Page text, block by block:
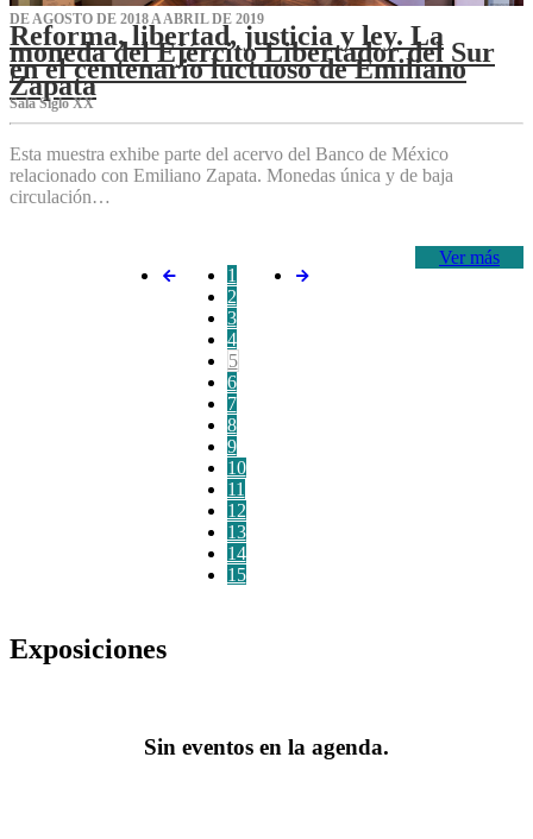
DE AGOSTO DE 2018 A ABRIL DE 2019
Reforma, libertad, justicia y ley. La
moneda del Ejército Libertador del Sur
en el centenario luctuoso de Emiliano
Zapata
Sala Siglo XX
Esta muestra exhibe parte del acervo del Banco de México
relacionado con Emiliano Zapata. Monedas única y de baja
circulación…
Ver más
1
2
3
4
5
6
7
8
9
10
11
12
13
14
15
Exposiciones
Sin eventos en la agenda.